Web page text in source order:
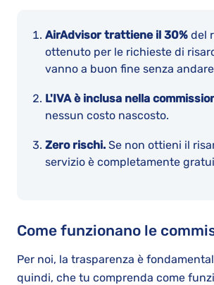
AirAdvisor trattiene il 30% del
ottenuto per le richieste di
vanno a buon fine senza
L'IVA è inclusa nella
nessun costo nascosto.
Zero rischi. Se non ottieni il
servizio è completamente
Come funzionano le
Per noi, la trasparenza è
quindi, che tu comprenda come